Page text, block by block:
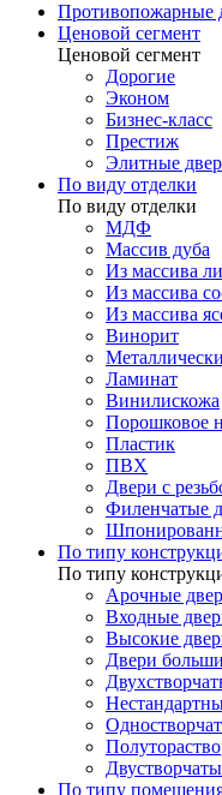
Противопожарные
Ценовой сегмент
Ценовой сегмент
Дорогие
Эконом
Бизнес-класс
Престиж
Элитные
По виду отделки
По виду отделки
МДФ
Массив дуба
Из массива
Из массива
Из массива
Винорит
Ламинат
Винилискожа
Порошковое
Пластик
ПВХ
Двери с
Филенчатые
По типу
По типу
Арочные
Входные
Высокие
Двери
По типу